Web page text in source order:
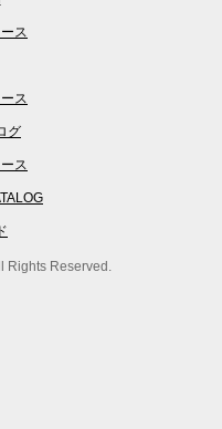
ス
ス
グ
ス
Rights Reserved.